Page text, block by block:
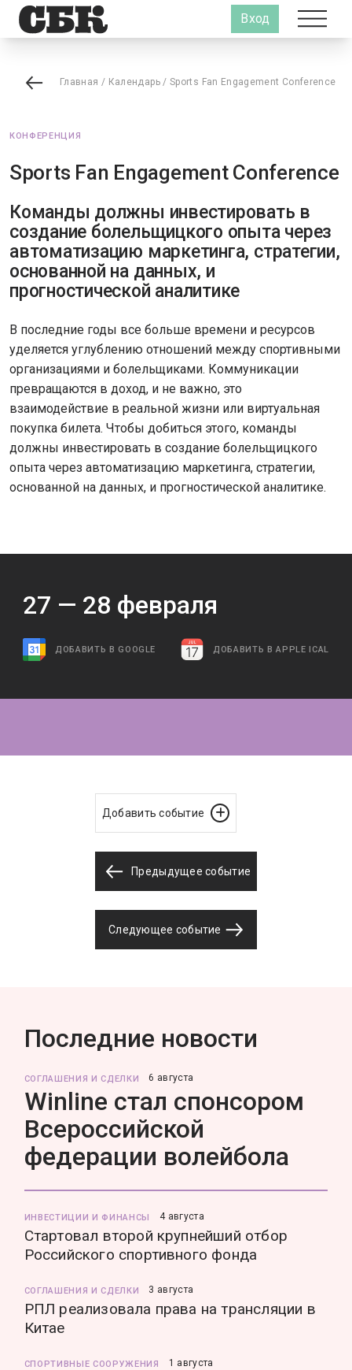
Вход
Главная / Календарь/ Sports Fan Engagement Conference
КОНФЕРЕНЦИЯ
Sports Fan Engagement Conference
Команды должны инвестировать в
создание болельщицкого опыта через
автоматизацию маркетинга, стратегии,
основанной на данных, и
прогностической аналитике
В последние годы все больше времени и ресурсов
уделяется углублению отношений между спортивными
организациями и болельщиками. Коммуникации
превращаются в доход, и не важно, это
взаимодействие в реальной жизни или виртуальная
покупка билета. Чтобы добиться этого, команды
должны инвестировать в создание болельщицкого
опыта через автоматизацию маркетинга, стратегии,
основанной на данных, и прогностической аналитике.
27 — 28 февраля
ДОБАВИТЬ В GOOGLE ДОБАВИТЬ В APPLE ICAL
Добавить событие
Предыдущее событие
Следующее событие
Последние новости
СОГЛАШЕНИЯ И СДЕЛКИ 6 августа
Winline стал спонсором
Всероссийской
федерации волейбола
ИНВЕСТИЦИИ И ФИНАНСЫ 4 августа
Стартовал второй крупнейший отбор
Российского спортивного фонда
СОГЛАШЕНИЯ И СДЕЛКИ 3 августа
РПЛ реализовала права на трансляции в
Китае
СПОРТИВНЫЕ СООРУЖЕНИЯ 1 августа